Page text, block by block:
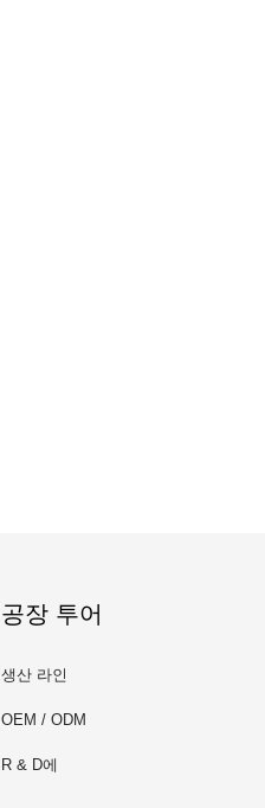
공장 투어
생산 라인
OEM / ODM
R & D에